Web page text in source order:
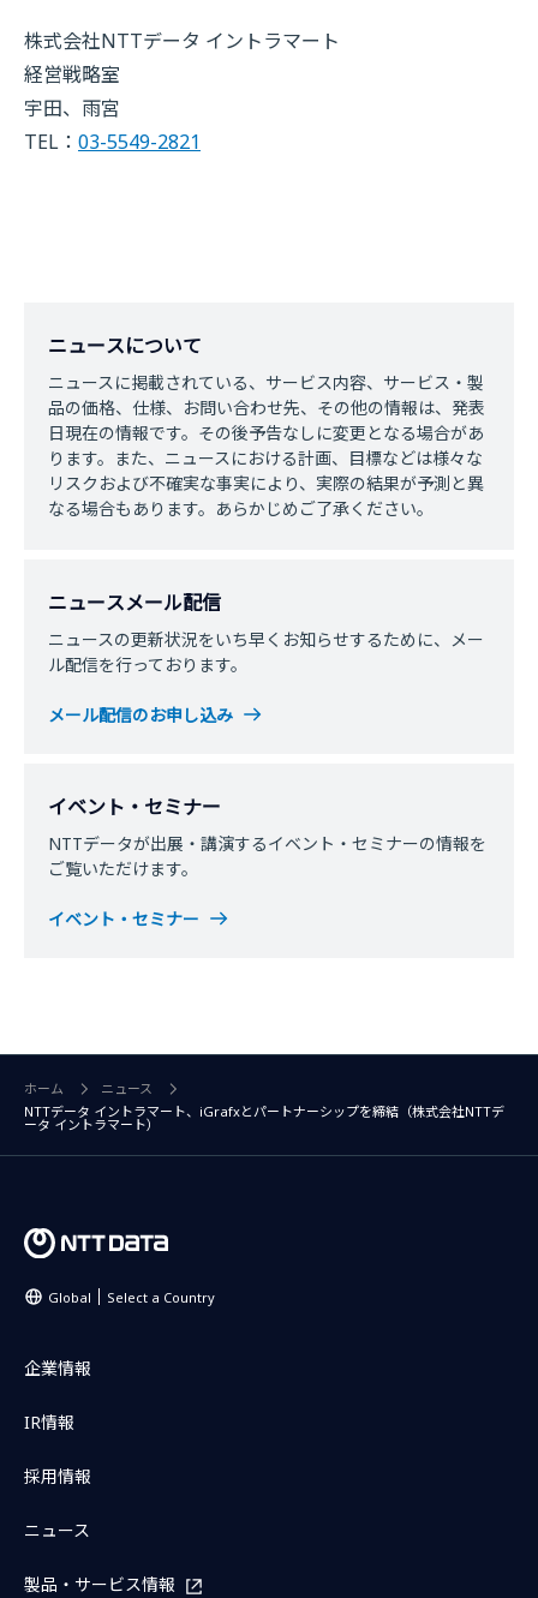
株式会社NTTデータ イントラマート
経営戦略室
宇田、雨宮
TEL： 03-5549-2821
ニュースについて
ニュースに掲載されている、サービス内容、サービス・製
品の価格、仕様、お問い合わせ先、その他の情報は、発表
日現在の情報です。その後予告なしに変更となる場合があ
ります。また、ニュースにおける計画、目標などは様々な
リスクおよび不確実な事実により、実際の結果が予測と異
なる場合もあります。あらかじめご了承ください。
ニュースメール配信
ニュースの更新状況をいち早くお知らせするために、メー
ル配信を行っております。
メール配信のお申し込み
イベント・セミナー
NTTデータが出展・講演するイベント・セミナーの情報を
ご覧いただけます。
イベント・セミナー
ホーム
ニュース
NTTデータ イントラマート、iGrafxとパートナーシップを締結（株式会社NTTデ
ータ イントラマート）
Global Select a Country
企業情報
IR情報
採用情報
ニュース
製品・サービス情報